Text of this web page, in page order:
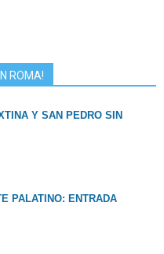
ROMA!
Y SAN PEDRO SIN
PALATINO: ENTRADA